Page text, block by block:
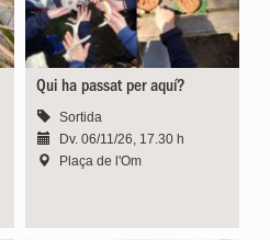
Qui ha passat per aquí?
Sortida
Dv. 06/11/26, 17.30 h
Plaça de l'Om